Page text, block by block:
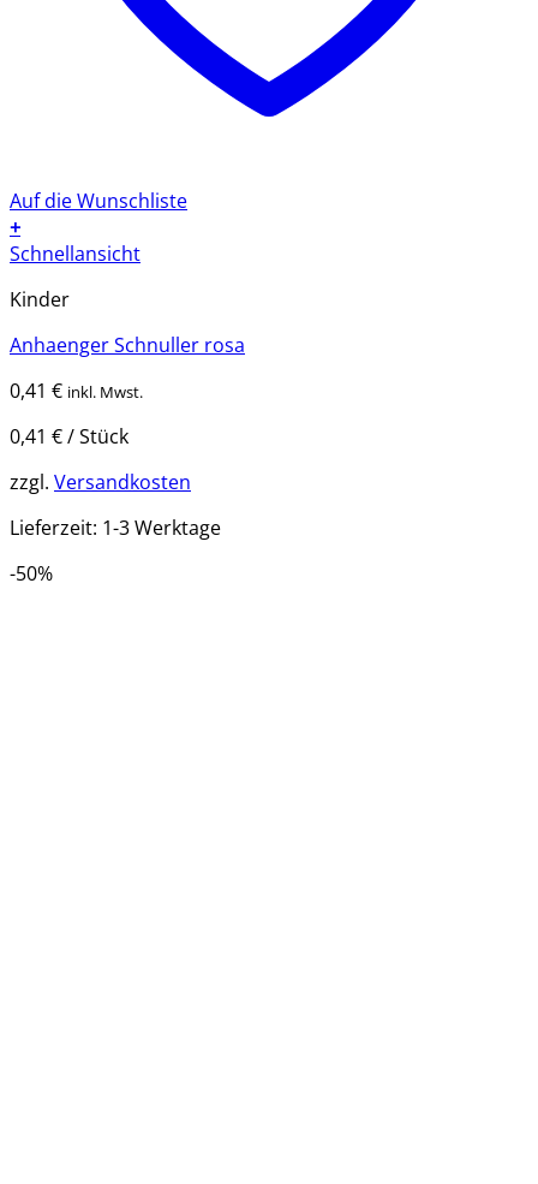
Auf die Wunschliste
+
Schnellansicht
Kinder
Anhaenger Schnuller rosa
0,41 € inkl. Mwst.
0,41 €/Stück
zzgl. Versandkosten
Lieferzeit: 1-3 Werktage
-50%